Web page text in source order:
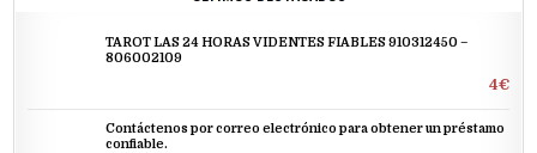
TAROT LAS 24 HORAS VIDENTES FIABLES 910312450 –
806002109
4€
Contáctenos por correo electrónico para obtener un préstamo
confiable.